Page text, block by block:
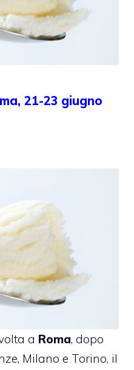
21-23 giugno
a Roma, dopo
Milano e Torino, il